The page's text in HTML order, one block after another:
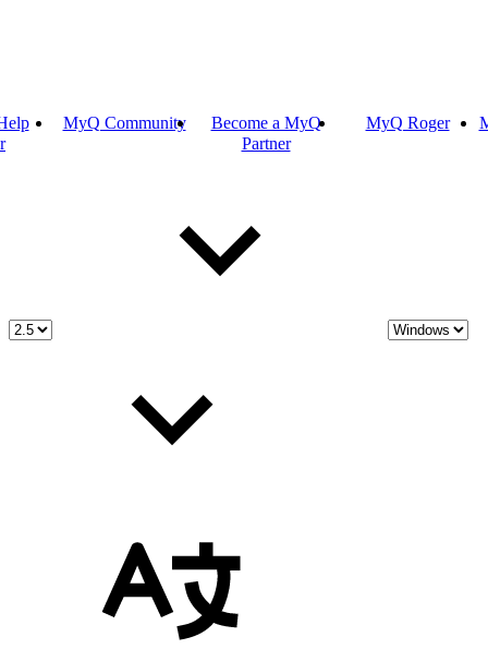
MyQ Community
Become a MyQ
Partner
MyQ Roger